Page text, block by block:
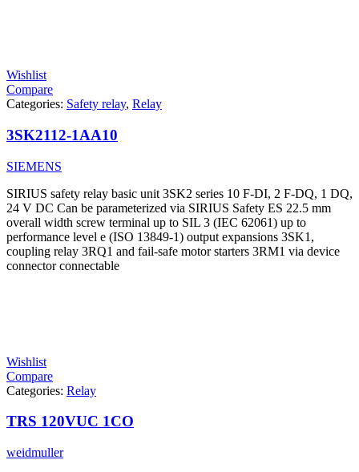
Wishlist
Compare
Categories: Safety relay, Relay
3SK2112-1AA10
SIEMENS
SIRIUS safety relay basic unit 3SK2 series 10 F-DI, 2 F-DQ, 1 DQ,
24 V DC Can be parameterized via SIRIUS Safety ES 22.5 mm
overall width screw terminal up to SIL 3 (IEC 62061) up to
performance level e (ISO 13849-1) output expansions 3SK1,
coupling relay 3RQ1 and fail-safe motor starters 3RM1 via device
connector connectable
Wishlist
Compare
Categories: Relay
TRS 120VUC 1CO
weidmuller